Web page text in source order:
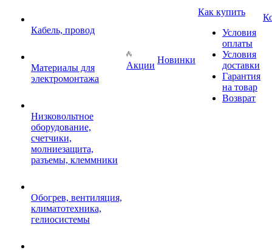
Кабель, провод
Материалы для
электромонтажа
Низковольтное
оборудование,
счетчики,
молниезащита,
разъемы, клеммники
Обогрев, вентиляция,
климатотехника,
гелиосистемы
Акции
Новинки
Как купить
Условия
оплаты
Условия
доставки
Гарантия
на товар
Возврат